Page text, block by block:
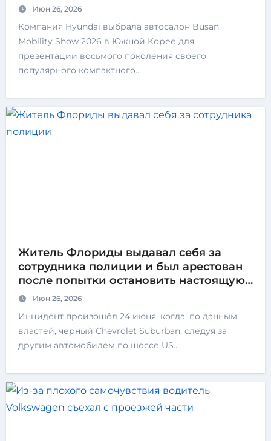
Июн 26, 2026
Компания Hyundai выбрала автосалон Busan
Mobility Show 2026 в Южной Корее для
презентации восьмого поколения своего
популярного компактного…
Житель Флориды выдавал себя за
сотрудника полиции и был арестован
после попытки остановить настоящую
полицейскую машину
Июн 26, 2026
Инцидент произошёл 24 июня, когда, по данным
властей, чёрный Chevrolet Suburban, следуя за
другим автомобилем по шоссе US…